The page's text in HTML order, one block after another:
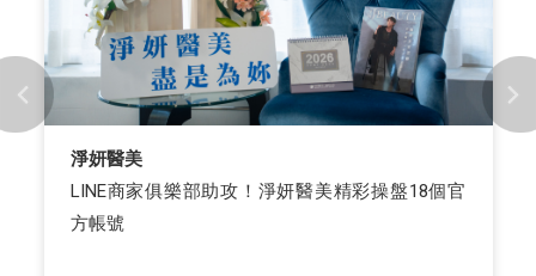
淨妍醫美
LINE商家俱樂部助攻！淨妍醫美精彩操盤18個官
方帳號